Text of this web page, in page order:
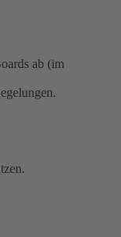
ab (im